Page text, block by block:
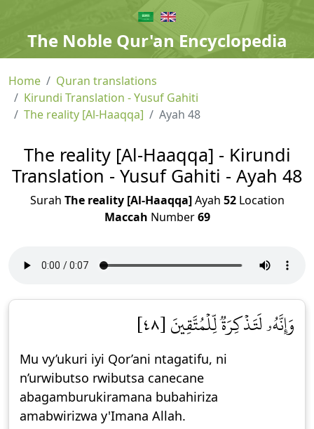
The Noble Qur'an Encyclopedia
Home
Quran translations
Kirundi Translation - Yusuf Gahiti
The reality [Al-Haaqqa]
Ayah 48
The reality [Al-Haaqqa] - Kirundi
Translation - Yusuf Gahiti - Ayah 48
Surah The reality [Al-Haaqqa]Ayah 52Location
Maccah Number69
وَإِنَّهُۥ لَتَذۡكِرَةٞ لِّلۡمُتَّقِينَ [٤٨]
Mu vy’ukuri iyi Qor’ani ntagatifu, ni
n’urwibutso rwibutsa canecane
abagamburukiramana bubahiriza
amabwirizwa y'Imana Allah.